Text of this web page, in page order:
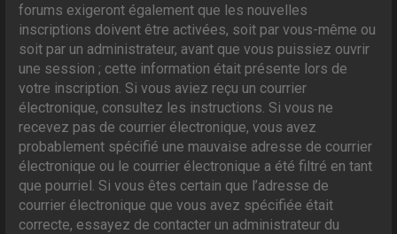
forums exigeront également que les nouvelles
inscriptions doivent être activées, soit par vous-même ou
soit par un administrateur, avant que vous puissiez ouvrir
une session ; cette information était présente lors de
votre inscription. Si vous aviez reçu un courrier
électronique, consultez les instructions. Si vous ne
recevez pas de courrier électronique, vous avez
probablement spécifié une mauvaise adresse de courrier
électronique ou le courrier électronique a été filtré en tant
que pourriel. Si vous êtes certain que l’adresse de
courrier électronique que vous avez spécifiée était
correcte, essayez de contacter un administrateur du